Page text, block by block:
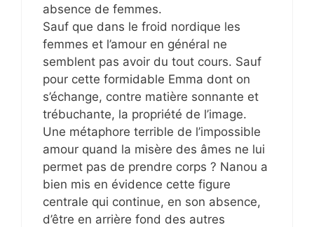
absence de femmes.
Sauf que dans le froid nordique les
femmes et l’amour en général ne
semblent pas avoir du tout cours. Sauf
pour cette formidable Emma dont on
s’échange, contre matière sonnante et
trébuchante, la propriété de l’image.
Une métaphore terrible de l’impossible
amour quand la misère des âmes ne lui
permet pas de prendre corps ? Nanou a
bien mis en évidence cette figure
centrale qui continue, en son absence,
d’être en arrière fond des autres